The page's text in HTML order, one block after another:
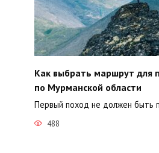
Как выбрать маршрут для
по Мурманской области
Первый поход не должен быть
488